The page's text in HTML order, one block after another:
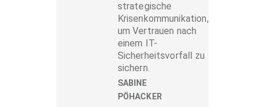
strategische
Krisenkommunikation,
um Vertrauen nach
einem IT-
Sicherheitsvorfall zu
sichern.
SABINE
PÖHACKER